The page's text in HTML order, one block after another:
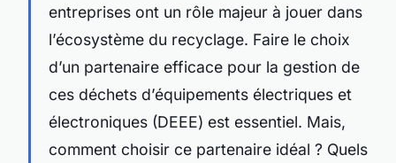
entreprises ont un rôle majeur à jouer dans
l’écosystème du recyclage. Faire le choix
d’un partenaire efficace pour la gestion de
ces déchets d’équipements électriques et
électroniques (DEEE) est essentiel. Mais,
comment choisir ce partenaire idéal ? Quels